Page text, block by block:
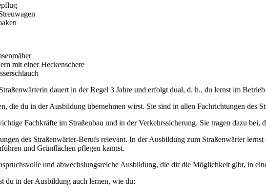
mit einer Heckenschere
dauert in der Regel 3 Jahre und erfolgt dual, d. h., du lernst im
die du in der Ausbildung übernehmen wirst. Sie sind in allen Fachrichtungen des
Fachkräfte im Straßenbau und in der Verkehrssicherung. Sie tragen dazu bei,
des Straßenwärter-Berufs relevant. In der Ausbildung zum Straßenwärter
und Grünflächen pflegen kannst.
und abwechslungsreiche Ausbildung, die dir die Möglichkeit gibt, in
du in der Ausbildung auch lernen, wie du: